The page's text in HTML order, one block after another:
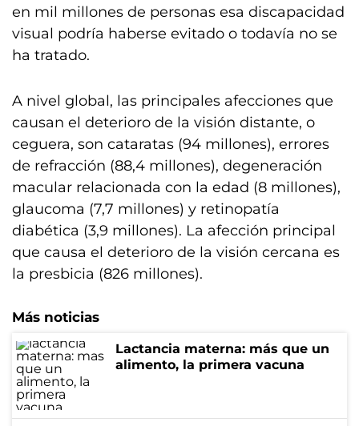
en mil millones de personas esa discapacidad
visual podría haberse evitado o todavía no se
ha tratado.
A nivel global, las principales afecciones que
causan el deterioro de la visión distante, o
ceguera, son cataratas (94 millones), errores
de refracción (88,4 millones), degeneración
macular relacionada con la edad (8 millones),
glaucoma (7,7 millones) y retinopatía
diabética (3,9 millones). La afección principal
que causa el deterioro de la visión cercana es
la presbicia (826 millones).
Más noticias
Lactancia materna: más que un
alimento, la primera vacuna